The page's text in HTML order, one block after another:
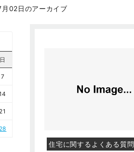
02日のアーカイブ
住宅に関するよくある質問
日
7
21
28